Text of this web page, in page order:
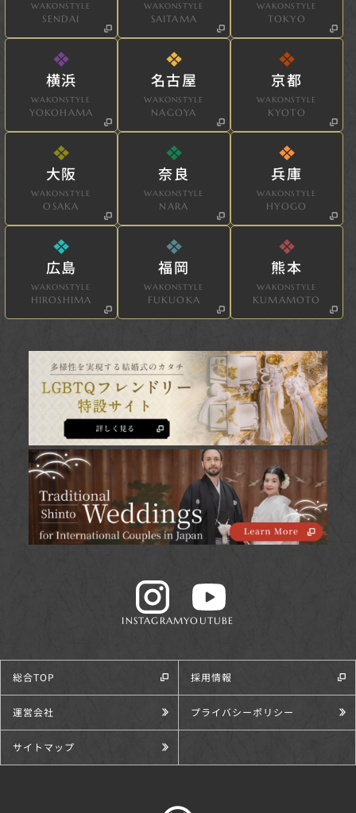
WAKONSTYLE
SENDAI
WAKONSTYLE
SAITAMA
WAKONSTYLE
TOKYO
横浜
WAKONSTYLE
YOKOHAMA
名古屋
WAKONSTYLE
NAGOYA
京都
WAKONSTYLE
KYOTO
大阪
WAKONSTYLE
OSAKA
奈良
WAKONSTYLE
NARA
兵庫
WAKONSTYLE
HYOGO
広島
WAKONSTYLE
HIROSHIMA
福岡
WAKONSTYLE
FUKUOKA
熊本
WAKONSTYLE
KUMAMOTO
INSTAGRAMYOUTUBE
総合TOP 採用情報
運営会社 プライバシーポリシー
サイトマップ